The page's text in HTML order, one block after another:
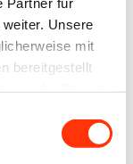
Unsere
mit
bereitgestellt